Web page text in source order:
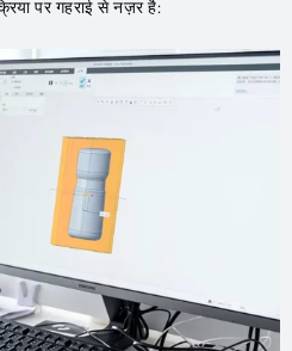
पर गहराई से नज़र है: